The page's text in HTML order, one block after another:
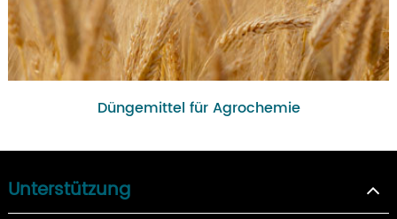
Düngemittel für Agrochemie
Unterstützung